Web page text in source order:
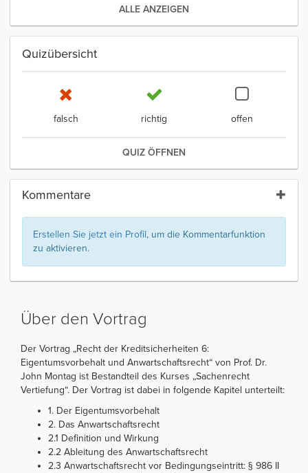
ALLE ANZEIGEN
Quizübersicht
falsch richtig offen
QUIZ ÖFFNEN
Kommentare
Erstellen Sie jetzt ein Profil, um die Kommentarfunktion
zu aktivieren.
Über den Vortrag
Der Vortrag „Recht der Kreditsicherheiten 6:
Eigentumsvorbehalt und Anwartschaftsrecht“ von Prof. Dr.
John Montag ist Bestandteil des Kurses „Sachenrecht
Vertiefung“. Der Vortrag ist dabei in folgende Kapitel unterteilt:
1. Der Eigentumsvorbehalt
2. Das Anwartschaftsrecht
2.1 Definition und Wirkung
2.2 Ableitung des Anwartschaftsrecht
2.3 Anwartschaftsrecht vor Bedingungseintritt: § 986 II